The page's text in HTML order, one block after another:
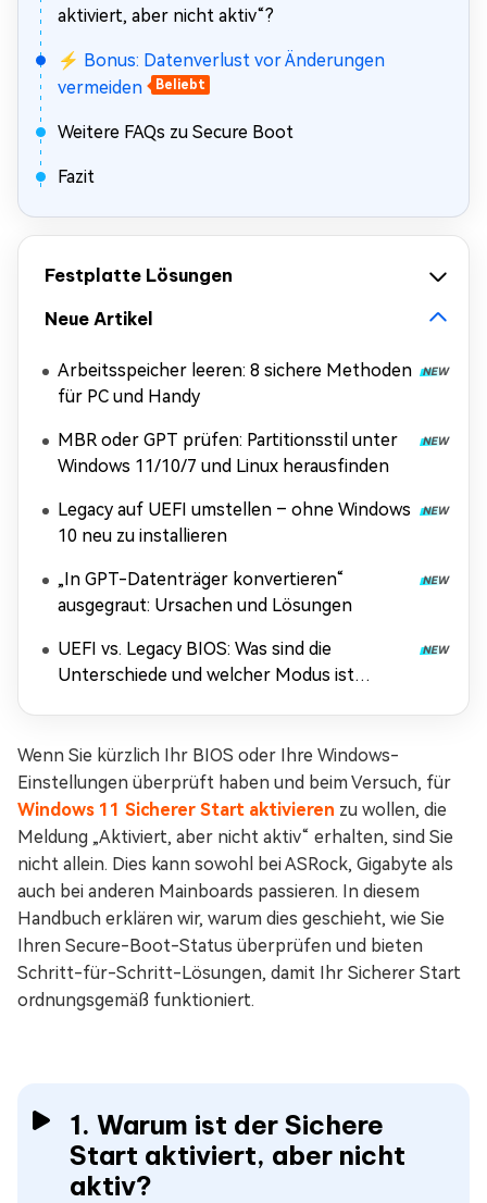
aktiviert, aber nicht aktiv“?
⚡ Bonus: Datenverlust vor Änderungen
vermeiden
Beliebt
Weitere FAQs zu Secure Boot
Fazit
Festplatte Lösungen
Neue Artikel
Arbeitsspeicher leeren: 8 sichere Methoden
für PC und Handy
MBR oder GPT prüfen: Partitionsstil unter
Windows 11/10/7 und Linux herausfinden
Legacy auf UEFI umstellen – ohne Windows
10 neu zu installieren
„In GPT-Datenträger konvertieren“
ausgegraut: Ursachen und Lösungen
UEFI vs. Legacy BIOS: Was sind die
Unterschiede und welcher Modus ist
Wenn Sie kürzlich Ihr BIOS oder Ihre Windows-
Einstellungen überprüft haben und beim Versuch, für
Windows 11 Sicherer Start aktivieren zu wollen, die
Meldung „Aktiviert, aber nicht aktiv“ erhalten, sind Sie
nicht allein. Dies kann sowohl bei ASRock, Gigabyte als
auch bei anderen Mainboards passieren. In diesem
Handbuch erklären wir, warum dies geschieht, wie Sie
Ihren Secure-Boot-Status überprüfen und bieten
Schritt-für-Schritt-Lösungen, damit Ihr Sicherer Start
ordnungsgemäß funktioniert.
1. Warum ist der Sichere
Start aktiviert, aber nicht
aktiv?